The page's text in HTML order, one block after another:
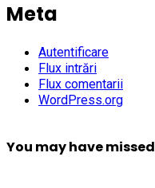
Meta
Autentificare
Flux intrări
Flux comentarii
WordPress.org
You may have missed